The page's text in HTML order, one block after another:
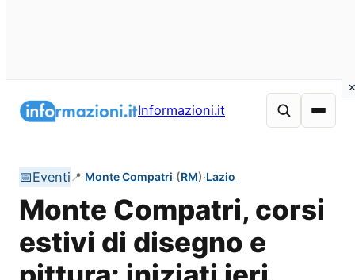
Informazioni.it
📅Eventi 📍 Monte Compatri (RM)·Lazio
Monte Compatri, corsi
estivi di disegno e